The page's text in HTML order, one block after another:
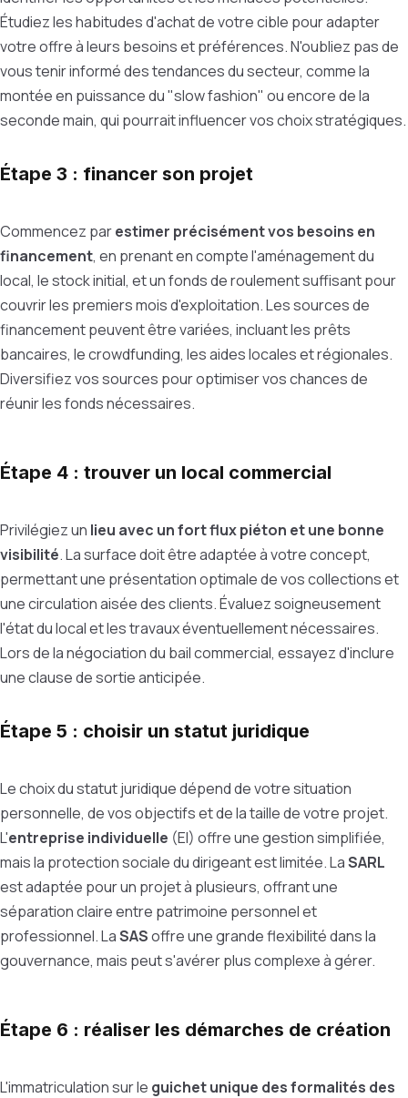
Étudiez les habitudes d'achat de votre cible pour adapter
votre offre à leurs besoins et préférences. N'oubliez pas de
vous tenir informé des tendances du secteur, comme la
montée en puissance du "slow fashion" ou encore de la
seconde main, qui pourrait influencer vos choix stratégiques.
Étape 3 : financer son projet
Commencez parestimer précisément vos besoins en
financement, en prenant en compte l'aménagement du
local, le stock initial, et un fonds de roulement suffisant pour
couvrir les premiers mois d'exploitation. Les sources de
financement peuvent être variées, incluant les prêts
bancaires, le crowdfunding, les aides locales et régionales.
Diversifiez vos sources pour optimiser vos chances de
réunir les fonds nécessaires.
Étape 4 : trouver un local commercial
Privilégiez un lieu avec un fort flux piéton et une bonne
visibilité. La surface doit être adaptée à votre concept,
permettant une présentation optimale de vos collections et
une circulation aisée des clients. Évaluez soigneusement
l'état du local et les travaux éventuellement nécessaires.
Lors de la négociation du bail commercial, essayez d'inclure
une clause de sortie anticipée.
Étape 5 : choisir un statut juridique
Le choix du statut juridique dépend de votre situation
personnelle, de vos objectifs et de la taille de votre projet.
L'entreprise individuelle (EI) offre une gestion simplifiée,
mais la protection sociale du dirigeant est limitée. LaSARL
est adaptée pour un projet à plusieurs, offrant une
séparation claire entre patrimoine personnel et
professionnel. LaSASoffre une grande flexibilité dans la
gouvernance, mais peut s'avérer plus complexe à gérer.
Étape 6 : réaliser les démarches de création
L'immatriculation sur le guichet unique des formalités des